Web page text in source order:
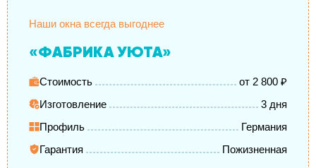
Наши окна всегда выгоднее
«ФАБРИКА УЮТА»
Стоимость
от 2 800 ₽
Изготовление
3 дня
Профиль
Германия
Гарантия
Пожизненная